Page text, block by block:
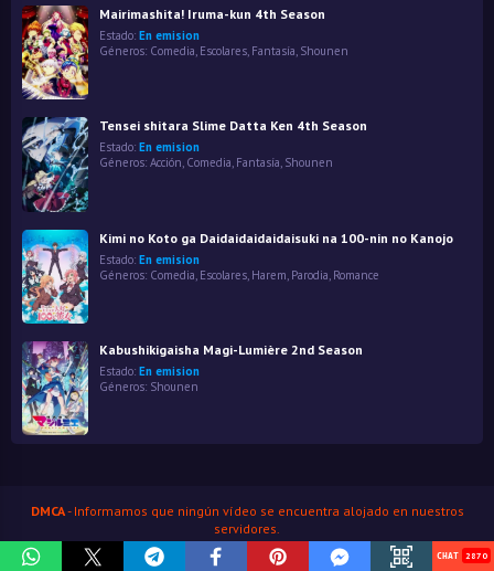
Mairimashita! Iruma-kun 4th Season
Estado: En emision
Géneros: Comedia, Escolares, Fantasía, Shounen
Tensei shitara Slime Datta Ken 4th Season
Estado: En emision
Géneros: Acción, Comedia, Fantasía, Shounen
Kimi no Koto ga Daidaidaidaidaisuki na 100-nin no Kanojo
Estado: En emision
Géneros: Comedia Escolares Harem Parodia Romance
Kabushikigaisha Magi-Lumière 2nd Season
Estado: En emision
Géneros: Shounen
DMCA- Informamos que ningún vídeo se encuentra alojado en nuestros
servidores.
HenaoJara© Copyright 2026
2870